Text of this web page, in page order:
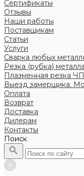
Сертификаты
Отзывы
Наши работы
Поставщикам
Статьи
Услуги
Сварка любых
Резка (рубка) металла
Плазменная резка
Выезд замерщика.
Оплата
Возврат
Доставка
Дилерам
Контакты
Поиск